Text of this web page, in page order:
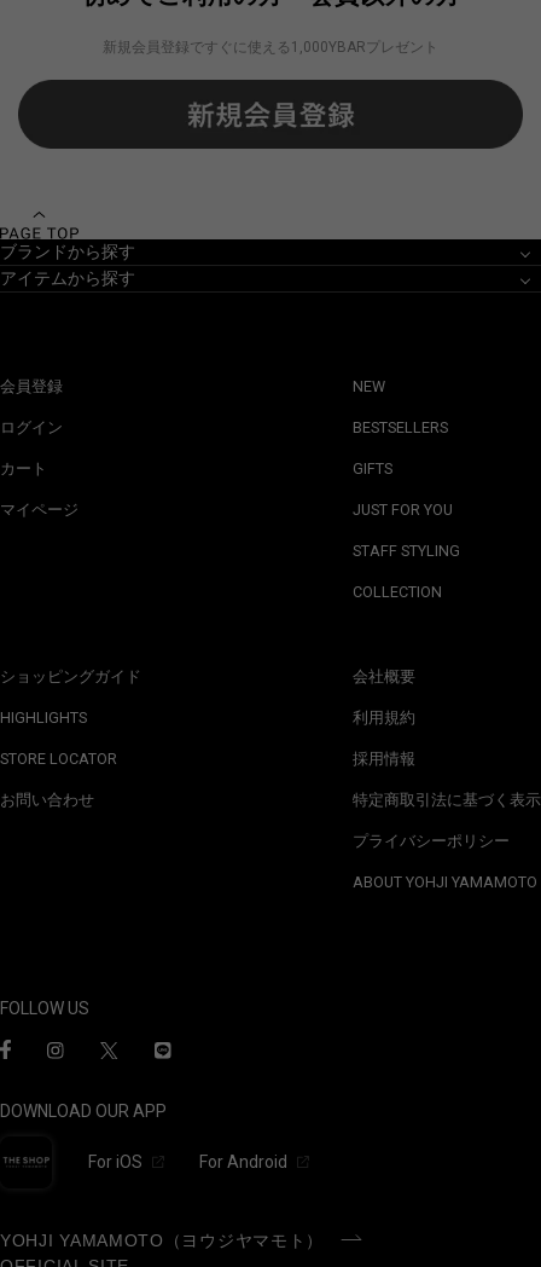
新規会員登録ですぐに使える1,000YBARプレゼント
ブランドから探す
アイテムから探す
会員登録
ログイン
カート
マイページ
ショッピングガイド
HIGHLIGHTS
STORE LOCATOR
お問い合わせ
NEW
BESTSELLERS
GIFTS
JUST FOR YOU
STAFF STYLING
COLLECTION
会社概要
利用規約
採用情報
特定商取引法に基づく表示
プライバシーポリシー
ABOUT YOHJI YAMAMOTO
FOLLOW US
DOWNLOAD OUR APP
For iOS For Android
YOHJI YAMAMOTO（ヨウジヤマモト）